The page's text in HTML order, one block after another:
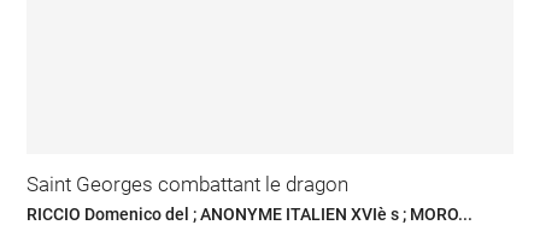
Saint Georges combattant le dragon
RICCIO Domenico del ; ANONYME ITALIEN XVIè s ; MORO...